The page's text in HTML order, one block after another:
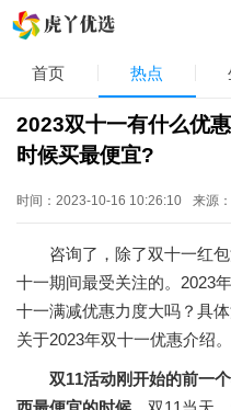
首页 热点
2023双十一有什么优
时候买最便宜?
时间：2023-10-16 10:26:10 来源：
咨询了，除了双十一红包
十一期间最受关注的。2023
十一满减优惠力度大吗？具
关于2023年双十一优惠介绍。
双11活动刚开始的前一